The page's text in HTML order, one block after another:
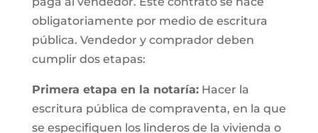
obligatoriamente por medio de escritura
pública. Vendedor y comprador deben
cumplir dos etapas:
Primera etapa en la notaría:Hacer la
escritura pública de compraventa, en la que
se especifiquen los linderos de la vivienda o